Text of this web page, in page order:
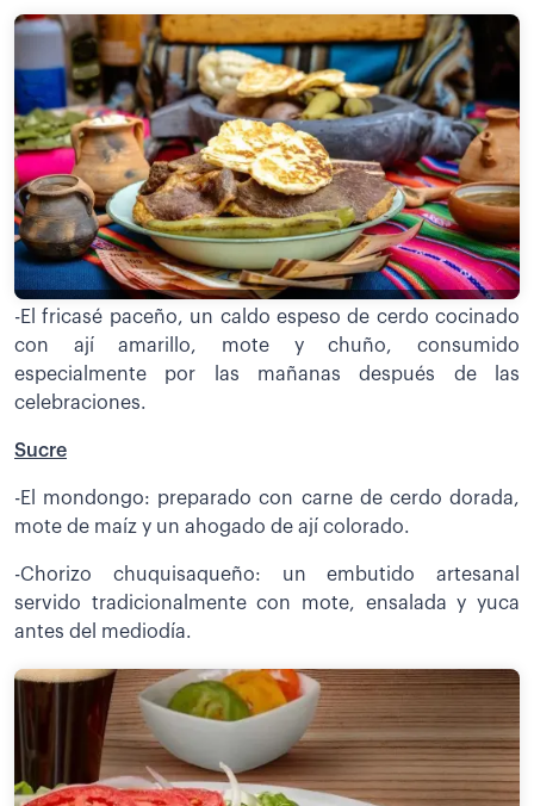
-El fricasé paceño, un caldo espeso de cerdo cocinado
con ají amarillo, mote y chuño, consumido
especialmente por las mañanas después de las
celebraciones.
Sucre
-El mondongo: preparado con carne de cerdo dorada,
mote de maíz y un ahogado de ají colorado.
-Chorizo chuquisaqueño: un embutido artesanal
servido tradicionalmente con mote, ensalada y yuca
antes del mediodía.